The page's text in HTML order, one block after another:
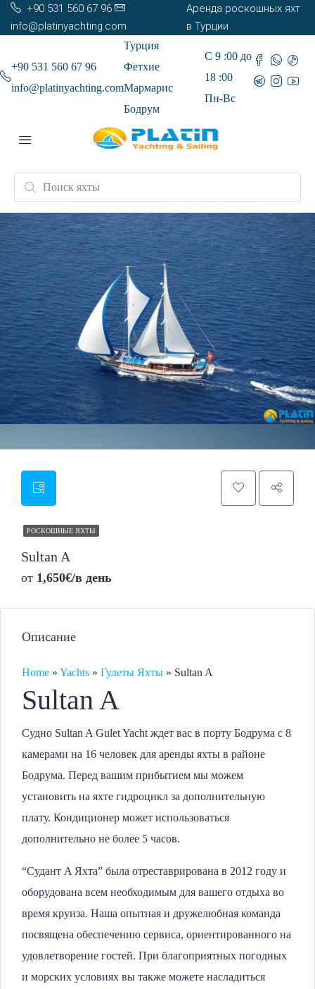
+90 531 560 67 96
info@platinyachting.com
Аренда роскошных яхт
в Турции
+90 531 560 67 96
info@platinyachting.com
Турция
Фетхие
Мармарис
Бодрум
С 9 :00 до
18 :00
Пн-Вс
РОСКОШНЫЕ ЯХТЫ
Sultan A
от 1,650€/в день
Описание
Home » Yachts » Гулеты Яхты » Sultan A
Sultan A
Судно Sultan A Gulet Yacht ждет вас в порту Бодрума с 8
камерами на 16 человек для аренды яхты в районе
Бодрума. Перед вашим прибытием мы можем
установить на яхте гидроцикл за дополнительную
плату. Кондиционер может использоваться
дополнительно не более 5 часов.
“Судант A Яхта” была отреставрирована в 2012 году и
оборудована всем необходимым для вашего отдыха во
время круиза. Наша опытная и дружелюбная команда
посвящена обеспечению сервиса, ориентированного на
удовлетворение гостей. При благоприятных погодных
и морских условиях вы также можете насладиться